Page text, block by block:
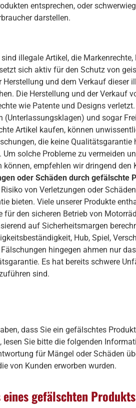
entsprechen, oder
darstellen.
illegale Artikel, die
sich aktiv für den Schutz von
Herstellung und dem Verkauf dieser
Die Herstellung und der Verkauf
wie Patente und Designs
(Unterlassungsklagen) und sogar
Artikel kaufen, können
die keine
Um solche Probleme zu vermeiden
können, empfehlen wir dringend
oder Schäden durch gefälschte
von Verletzungen oder
bieten. Viele unserer Produkte
für den sicheren Betrieb von
auf Sicherheitsmargen
Hub, Spiel,
hingegen ahmen nur
Es hat bereits schwere
sind.
dass Sie ein gefälschtes
lesen Sie bitte die folgenden
für Mängel oder Schäden
von Kunden erworben wurden.
gefälschten Produkts